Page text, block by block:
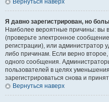
Вернуться наверх
Я давно зарегистрирован, но
Наиболее вероятные причины: вы
(проверьте электронное
регистрации), или администратор
либо причинам. Если верно
одного сообщения.
пользователей в целях
зарегистрироваться снова и
Вернуться наверх